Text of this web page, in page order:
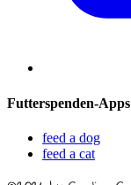
Futterspenden-Apps
feed a dog
feed a cat